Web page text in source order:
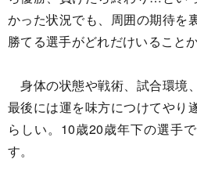
かった状況でも、周囲の期待を
勝てる選手がどれだけいることか
身体の状態や戦術、試合環境
最後には運を味方につけてやり
らしい。10歳20歳年下の選手
す。